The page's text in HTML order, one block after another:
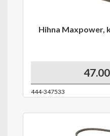
Hihna Maxpower,
444-347533